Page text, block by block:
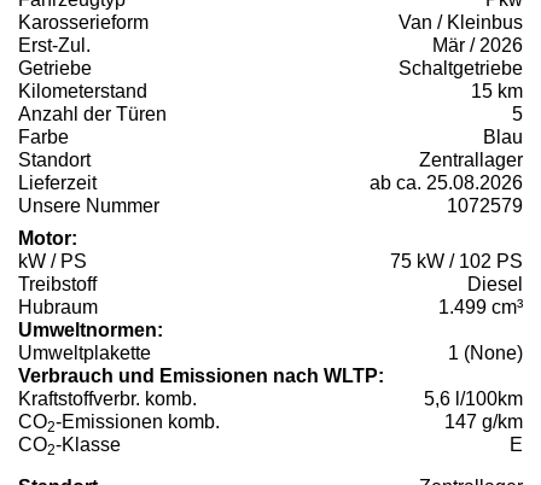
Karosserieform
Van / Kleinbus
Erst-Zul.
Mär / 2026
Getriebe
Schaltgetriebe
Kilometerstand
15 km
Anzahl der Türen
5
Farbe
Blau
Standort
Zentrallager
Lieferzeit
ab ca. 25.08.2026
Unsere Nummer
1072579
Motor:
kW / PS
75 kW / 102 PS
Treibstoff
Diesel
Hubraum
1.499 cm³
Umweltnormen:
Umweltplakette
1 (None)
Verbrauch und Emissionen nach WLTP:
Kraftstoffverbr. komb.
5,6 l/100km
CO2-Emissionen komb.
147 g/km
CO2-Klasse E